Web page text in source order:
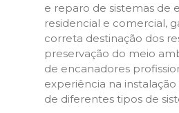
e reparo de sistemas de
residencial e comercial,
correta destinação dos
preservação do meio
de encanadores
experiência na
de diferentes tipos de